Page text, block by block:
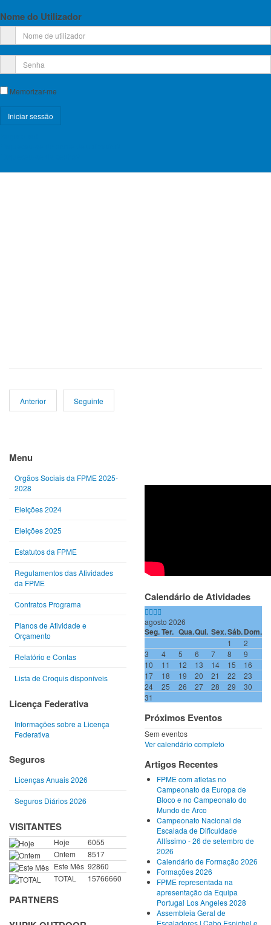
Nome do Utilizador
Memorizar-me
Anterior Seguinte
Menu
Orgãos Sociais da FPME 2025-
2028
Eleições 2024
Eleições 2025
Estatutos da FPME
Regulamentos das Atividades
da FPME
Contratos Programa
Planos de Atividade e
Orçamento
Relatório e Contas
Lista de Croquis disponíveis
Licença Federativa
Informações sobre a Licença
Federativa
Seguros
Licenças Anuais 2026
Seguros Diários 2026
VISITANTES
Hoje
6055
Ontem
8517
Este Mês 92860
TOTAL
15766660
PARTNERS
Calendário de Atividades
agosto 2026
Seg.Ter. Qua.Qui. Sex.Sáb.Dom.
1
2
3
4 5 6 7 8
9
10
11 12 13 14 15
16
17
18 19 20 21 22
23
24
25 26 27 28 29
30
31
Próximos Eventos
Sem eventos
Ver calendário completo
Artigos Recentes
FPME com atletas no
Campeonato da Europa de
Bloco e no Campeonato do
Mundo de Arco
Campeonato Nacional de
Escalada de Dificuldade
Altíssimo - 26 de setembro de
2026
Calendário de Formação 2026
Formações 2026
FPME representada na
apresentação da Equipa
Portugal Los Angeles 2028
Assembleia Geral de
Escaladores | Cabo Espichel e